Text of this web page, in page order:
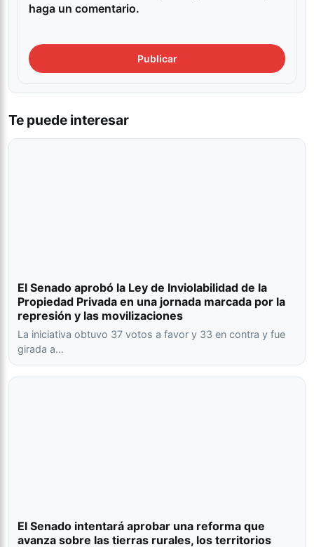
haga un comentario.
Te puede interesar
El Senado aprobó la Ley de Inviolabilidad de la
Propiedad Privada en una jornada marcada por la
represión y las movilizaciones
La iniciativa obtuvo 37 votos a favor y 33 en contra y fue
girada a…
El Senado intentará aprobar una reforma que
avanza sobre las tierras rurales, los territorios